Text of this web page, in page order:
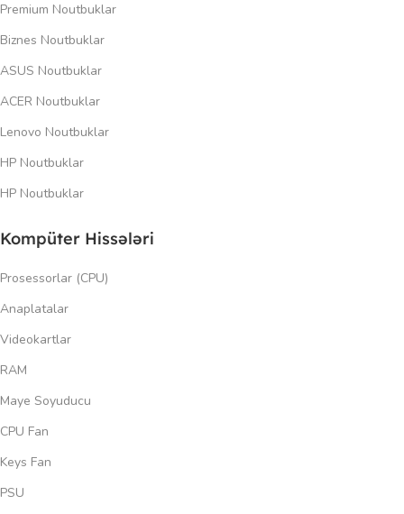
Premium Noutbuklar
Biznes Noutbuklar
ASUS Noutbuklar
ACER Noutbuklar
Lenovo Noutbuklar
HP Noutbuklar
HP Noutbuklar
Kompüter Hissələri
Prosessorlar (CPU)
Anaplatalar
Videokartlar
RAM
Maye Soyuducu
CPU Fan
Keys Fan
PSU